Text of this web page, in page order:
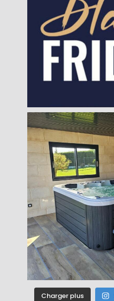
Charger plus